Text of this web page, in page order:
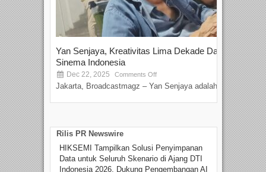
Yan Senjaya, Kreativitas Lima Dekade Dalam
Sinema Indonesia
Dec 22, 2025 Comments Off
Jakarta, Broadcastmagz – Yan Senjaya adalah...
Rilis PR Newswire
HIKSEMI Tampilkan Solusi Penyimpanan
Data untuk Seluruh Skenario di Ajang DTI
Indonesia 2026, Dukung Pengembangan AI